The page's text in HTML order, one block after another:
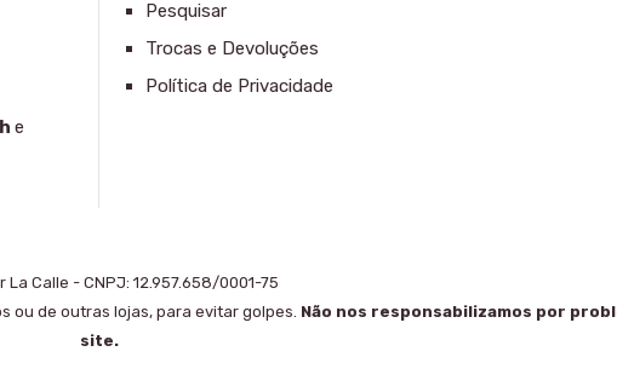
e
Pesquisar
Trocas e Devoluções
Política de Privacidade
La Calle - CNPJ: 12.957.658/0001-75
ou de outras lojas, para evitar golpes. Não nos responsabilizamos por
site.